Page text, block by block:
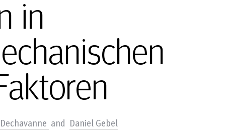
in
and Daniel Gebel